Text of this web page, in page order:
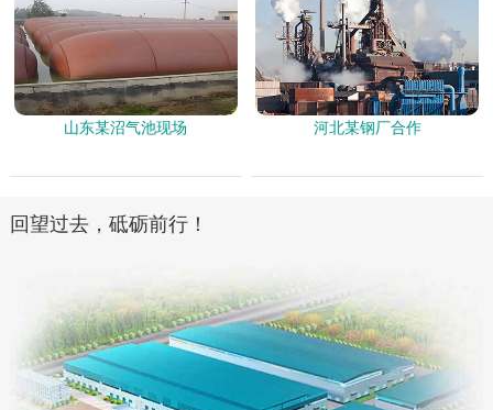
山东某沼气池现场 河北某钢厂合作
回望过去，砥砺前行！